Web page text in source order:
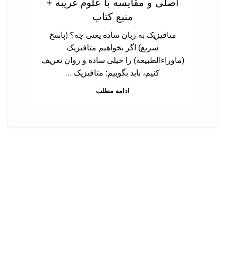
اصلی و مقایسه با علوم غریبه +
منبع کتاب
متافیزیک به زبان ساده یعنی چه؟ (پاسخ
سریع) اگر بخواهیم متافیزیک
(ماوراءالطبیعه) را خیلی ساده و روان تعریف
کنیم، باید بگوییم: متافیزیک ...
ادامه مطلب